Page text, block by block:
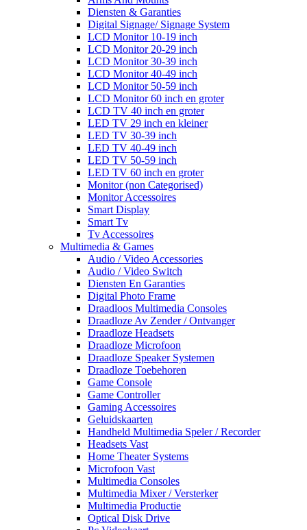
Diensten & Garanties
Digital Signage/ Signage System
LCD Monitor 10-19 inch
LCD Monitor 20-29 inch
LCD Monitor 30-39 inch
LCD Monitor 40-49 inch
LCD Monitor 50-59 inch
LCD Monitor 60 inch en groter
LCD TV 40 inch en groter
LED TV 29 inch en kleiner
LED TV 30-39 inch
LED TV 40-49 inch
LED TV 50-59 inch
LED TV 60 inch en groter
Monitor (non Categorised)
Monitor Accessoires
Smart Display
Smart Tv
Tv Accessoires
Multimedia & Games
Audio / Video Accessories
Audio / Video Switch
Diensten En Garanties
Digital Photo Frame
Draadloos Multimedia Consoles
Draadloze Av Zender / Ontvanger
Draadloze Headsets
Draadloze Microfoon
Draadloze Speaker Systemen
Draadloze Toebehoren
Game Console
Game Controller
Gaming Accessoires
Geluidskaarten
Handheld Multimedia Speler / Recorder
Headsets Vast
Home Theater Systems
Microfoon Vast
Multimedia Consoles
Multimedia Mixer / Versterker
Multimedia Productie
Optical Disk Drive